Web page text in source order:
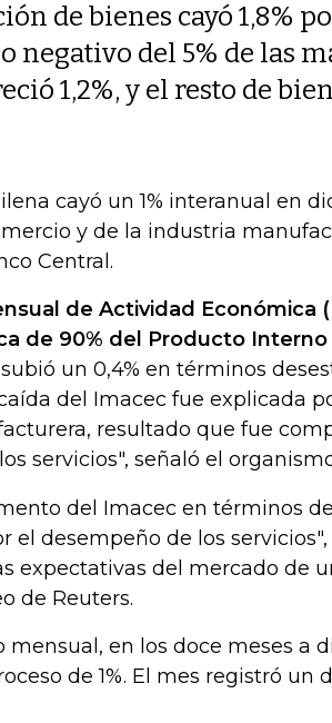
de bienes cayó 1,8%
negativo del 5% de las
1,2%, y el resto de
cayó un 1% interanual en
y de la industria
Central.
de Actividad Económica
de 90% del Producto
subió un 0,4% en términos
del Imacec fue explicada
resultado que fue
servicios", señaló el
del Imacec en términos
el desempeño de los
expectativas del mercado de
de Reuters.
mensual, en los doce meses a
de 1%. El mes registró un